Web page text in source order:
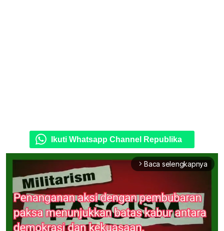
Ikuti Whatsapp Channel Republika
arrow_forward_ios Baca selengkapnya